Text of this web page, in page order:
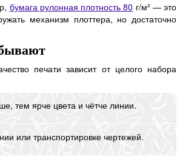
бумага рулонная плотность 80 г/м² — это
механизм плоттера, но достаточно
печати зависит от целого набора
тем ярче цвета и чётче линии.
или транспортировке чертежей.